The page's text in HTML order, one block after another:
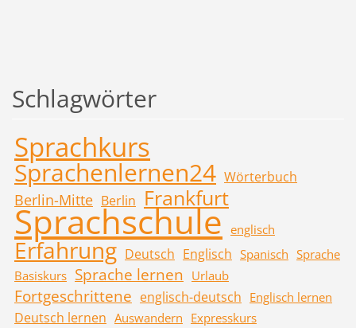
Schlagwörter
Sprachkurs
Sprachenlernen24 Wörterbuch
Berlin-Mitte Berlin Frankfurt
Sprachschule englisch
Erfahrung Deutsch Englisch Spanisch Sprache
Basiskurs Sprache lernen Urlaub
Fortgeschrittene englisch-deutsch Englisch lernen
Deutsch lernen Auswandern Expresskurs